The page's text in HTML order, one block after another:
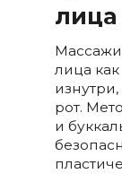
лица
лица
рот.
и